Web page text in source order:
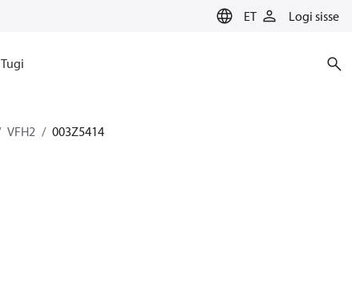
ET Logi sisse
Tugi
VFH2 003Z5414